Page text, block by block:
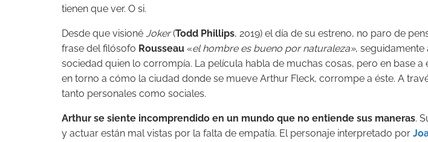
tienen que ver. O si.
Desde que visioné Joker(Todd Phillips, 2019) el día de su estreno, no paro de
frase del filósofo Rousseau «el hombre es bueno por naturaleza», seguidamente
sociedad quien lo corrompía. La película habla de muchas cosas, pero en base a
en torno a cómo la ciudad donde se mueve Arthur Fleck, corrompe a éste. A
tanto personales como sociales.
Arthur se siente incomprendido en un mundo que no entiende sus maneras.
y actuar están mal vistas por la falta de empatía. El personaje interpretado por